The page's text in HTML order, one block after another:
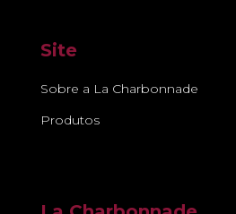
Site
Sobre a La Charbonnade
Produtos